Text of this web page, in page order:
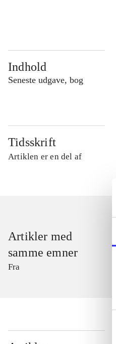
Indhold
Seneste udgave, bog
Tidsskrift
Artiklen er en del af
Artikler med
samme emner
Fra